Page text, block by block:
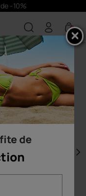
-10%
0
de